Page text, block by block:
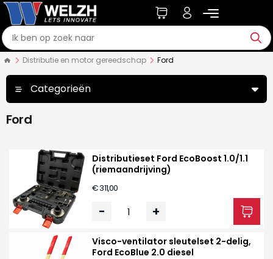
Distributie en motor gereedschap Ford
Categorieën
Ford
Distributieset Ford EcoBoost 1.0/1.1
(riemaandrijving)
€ 311,00
- +
Visco-ventilator sleutelset 2-delig,
Ford EcoBlue 2.0 diesel